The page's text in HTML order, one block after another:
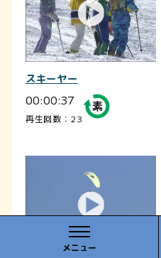
メニュー
スキーヤー
00:00:37
再生回数：23